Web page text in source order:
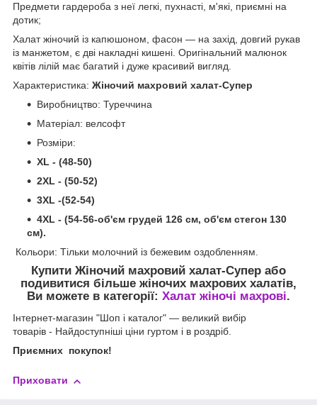
Предмети гардероба з неї легкі, пухнасті, м'які, приємні на
дотик;
Халат жіночий із капюшоном, фасон — на захід, довгий рукав
із манжетом, є дві накладні кишені. Оригінальний малюнок
квітів лілій має багатий і дуже красивий вигляд.
Характеристика: Жіночий махровий халат-Супер
Виробництво: Туреччина
Матеріал: велсофт
Розміри:
XL - (48-50)
2XL - (50-52)
3XL -(52-54)
4XL - (54-56-об'єм грудей 126 см, об'єм стегон 130
см).
Кольори: Тільки молочний із бежевим оздобленням.
Купити Жіночий махровий халат-Супер або
подивитися більше жіночих махрових халатів,
Ви можете в категорії: Халат жіночі махрові.
Інтернет-магазин "Шоп і каталог" — великий вибір
товарів - Найдоступніші ціни гуртом і в роздріб.
Приємних покупок!
Приховати